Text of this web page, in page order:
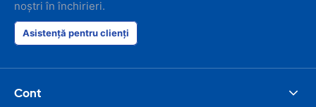
noștri în închirieri.
Asistență pentru clienți
Cont